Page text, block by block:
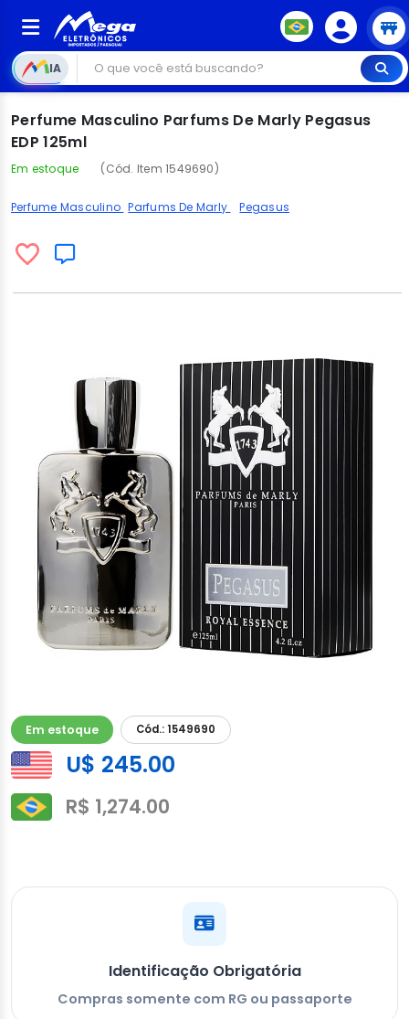
IA
Perfume Masculino Parfums De Marly Pegasus
EDP 125ml
Em estoque (Cód. Item 1549690)
Perfume Masculino Parfums De Marly Pegasus
Em estoque Cód.: 1549690
U$ 245.00
R$ 1,274.00
Identificação Obrigatória
Compras somente com RG ou passaporte